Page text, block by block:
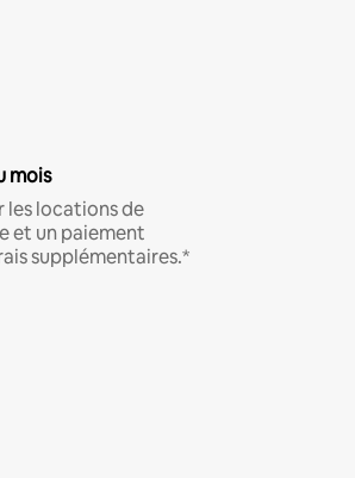
mois
les locations de
et un paiement
supplémentaires.*